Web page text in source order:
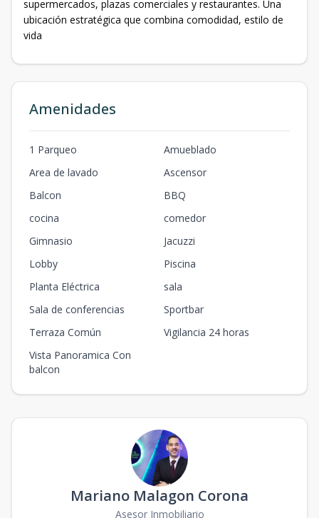
supermercados, plazas comerciales y restaurantes. Una
ubicación estratégica que combina comodidad, estilo de
vida
Amenidades
1 Parqueo
Amueblado
Area de lavado
Ascensor
Balcon
BBQ
cocina
comedor
Gimnasio
Jacuzzi
Lobby
Piscina
Planta Eléctrica
sala
Sala de conferencias
Sportbar
Terraza Común
Vigilancia 24 horas
Vista Panoramica Con
balcon
Mariano Malagon Corona
Asesor Inmobiliario